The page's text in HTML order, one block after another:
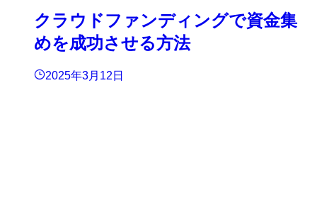
クラウドファンディングで資金集
めを成功させる方法
2025年3月12日